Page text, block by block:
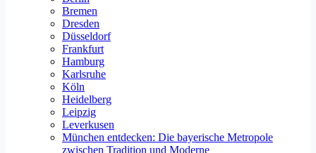
Bremen
Dresden
Düsseldorf
Frankfurt
Hamburg
Karlsruhe
Köln
Heidelberg
Leipzig
Leverkusen
München entdecken: Die bayerische Metropole
zwischen Tradition und Moderne